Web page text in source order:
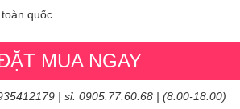
quốc
MUA NGAY
| sỉ: 0905.77.60.68 | (8:00-18:00)